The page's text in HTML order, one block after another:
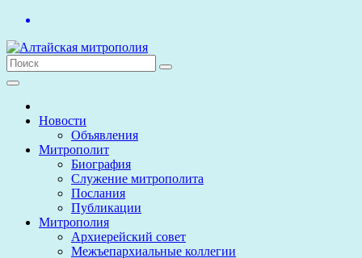
Перейти
содержимому
Новости
Объявления
Митрополит
Биография
Служение митрополита
Послания
Публикации
Митрополия
Архиерейский совет
Межъепархиальные коллегии